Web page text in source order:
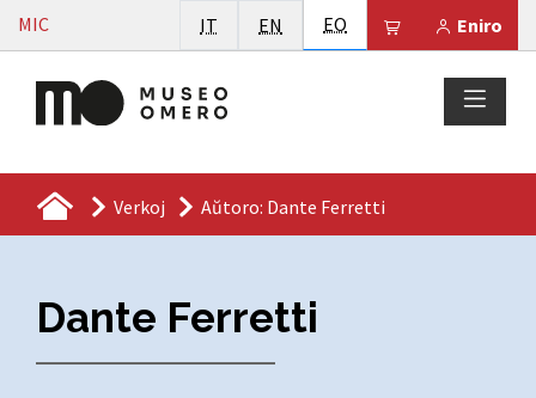
Vai al contenuto
MIC Eniro
Il tuo carrello
IT Italiano
EN English
EO Esperanto
Verkoj Aŭtoro: Dante Ferretti
Dante Ferretti